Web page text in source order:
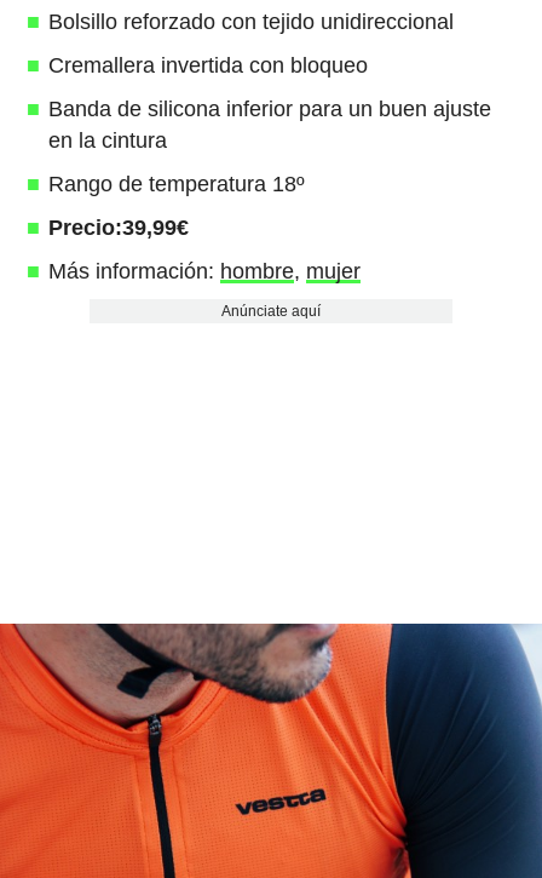
Bolsillo reforzado con tejido unidireccional
Cremallera invertida con bloqueo
Banda de silicona inferior para un buen ajuste
en la cintura
Rango de temperatura 18º
Precio:39,99€
Más información: hombre, mujer
Anúnciate aquí